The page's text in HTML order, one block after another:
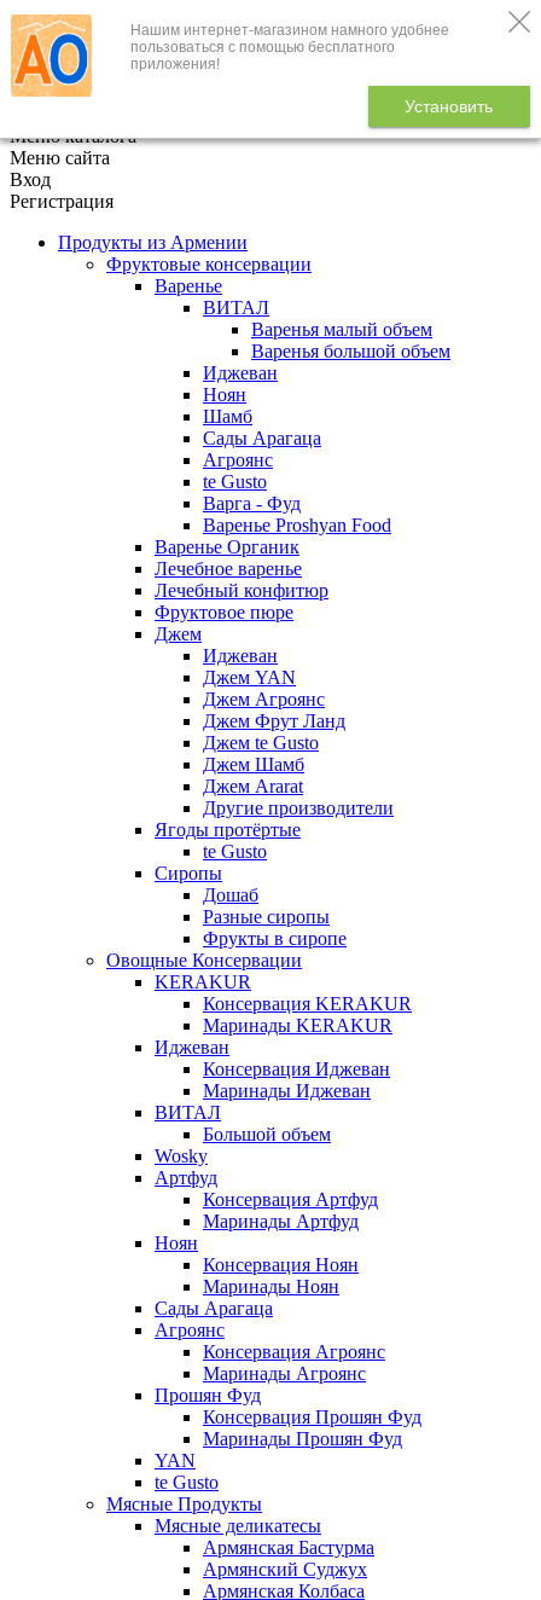
Нашим интернет-магазином намного удобнее
пользоваться с помощью бесплатного
приложения!
Установить
+7 (495) 646-888-1
В корзине
Меню каталога
Меню сайта
Вход
Регистрация
Продукты из Армении
Фруктовые консервации
Варенье
ВИТАЛ
Варенья малый объем
Варенья большой объем
Иджеван
Ноян
Шамб
Сады Арагаца
Агроянс
te Gusto
Варга - Фуд
Варенье Proshyan Food
Варенье Органик
Лечебное варенье
Лечебный конфитюр
Фруктовое пюре
Джем
Иджеван
Джем YAN
Джем Агроянс
Джем Фрут Ланд
Джем te Gusto
Джем Шамб
Джем Ararat
Другие производители
Ягоды протёртые
te Gusto
Сиропы
Дошаб
Разные сиропы
Фрукты в сиропе
Овощные Консервации
KERAKUR
Консервация KERAKUR
Маринады KERAKUR
Иджеван
Консервация Иджеван
Маринады Иджеван
ВИТАЛ
Большой объем
Wosky
Артфуд
Консервация Артфуд
Маринады Артфуд
Ноян
Консервация Ноян
Маринады Ноян
Сады Арагаца
Агроянс
Консервация Агроянс
Маринады Агроянс
Прошян Фуд
Консервация Прошян Фуд
Маринады Прошян Фуд
YAN
te Gusto
Мясные Продукты
Мясные деликатесы
Армянская Бастурма
Армянский Суджух
Армянская Колбаса